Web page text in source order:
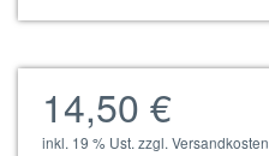
14,50 €
inkl. 19 % Ust. zzgl. Versandkosten